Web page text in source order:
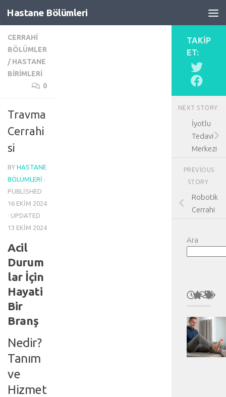
Skip to content
Hastane Bölümleri
CERRAHI
BÖLÜMLER
/ HASTANE
BIRIMLERI
0
Travma
Cerrahi
si
BY HASTANE
BÖLÜMLERI ·
PUBLISHED
16 EKIM 2024
· UPDATED
13 EKIM 2024
Acil
Durum
lar İçin
Hayati
Bir
Branş
Nedir?
Tanım
ve
Hizmet
TAKIP
ET:
NEXT STORY
İyotlu
Tedavi
Merkezi
PREVIOUS
STORY
Robotik
Cerrahi
Ara